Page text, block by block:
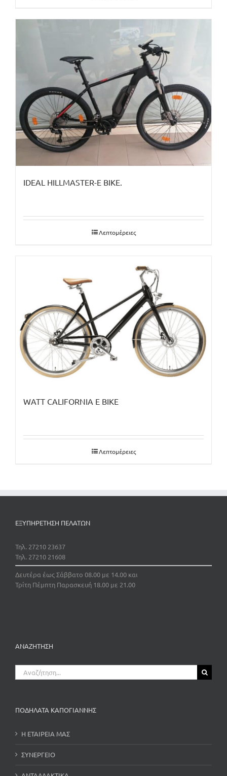
IDEAL HILLMASTER-E BIKE.
Λεπτομέρειες
WATT CALIFORNIA E BIKE
Λεπτομέρειες
ΕΞΥΠΗΡΕΤΗΣΗ ΠΕΛΑΤΩΝ
Τηλ. 27210 23637
Τηλ. 27210 21608
Δευτέρα έως Σάββατο 08.00 με 14.00 και
Τρίτη Πέμπτη Παρασκευή 18.00 με 21.00
ΑΝΑΖΗΤΗΣΗ
Αναζήτηση
για:
ΠΟΔΗΛΑΤΑ ΚΑΠΟΓΙΑΝΝΗΣ
Η ΕΤΑΙΡΕΙΑ ΜΑΣ
ΣΥΝΕΡΓΕΙΟ